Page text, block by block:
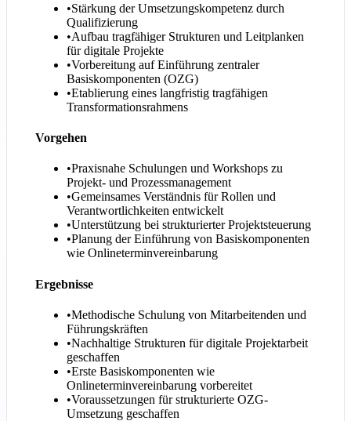
•Stärkung der Umsetzungskompetenz durch
Qualifizierung
•Aufbau tragfähiger Strukturen und Leitplanken
für digitale Projekte
•Vorbereitung auf Einführung zentraler
Basiskomponenten (OZG)
•Etablierung eines langfristig tragfähigen
Transformationsrahmens
Vorgehen
•Praxisnahe Schulungen und Workshops zu
Projekt- und Prozessmanagement
•Gemeinsames Verständnis für Rollen und
Verantwortlichkeiten entwickelt
•Unterstützung bei strukturierter Projektsteuerung
•Planung der Einführung von Basiskomponenten
wie Onlineterminvereinbarung
Ergebnisse
•Methodische Schulung von Mitarbeitenden und
Führungskräften
•Nachhaltige Strukturen für digitale Projektarbeit
geschaffen
•Erste Basiskomponenten wie
Onlineterminvereinbarung vorbereitet
•Voraussetzungen für strukturierte OZG-
Umsetzung geschaffen